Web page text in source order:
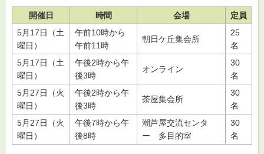
開催日 時間 会場
定員
5月17日（土
曜日）
午前10時から
午前11時
朝日ケ丘集会所
25
名
5月17日（土
曜日）
午後2時から午
後3時
オンライン
30
名
5月27日（火
曜日）
午後2時から午
後3時
茶屋集会所
30
名
5月27日（火
曜日）
午後7時から午
後8時
潮芦屋交流センタ
ー 多目的室
30
名